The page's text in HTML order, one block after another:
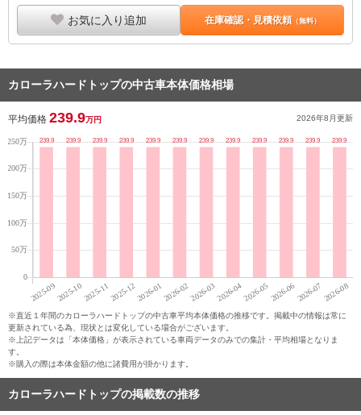
お気に入り追加 在庫確認・見積依頼（無料）
カローラハードトップの中古車本体価格相場
平均価格 239.9万円 2026年8月更新
※直近１年間のカローラハードトップの中古車平均本体価格の推移です。掲載中の情報は常に
更新されている為、現状とは変化している場合がございます。
※上記データは「本体価格」が表示されている車両データのみでの集計・平均相場となりま
す。
※購入の際は本体金額の他に諸費用が掛かります。
カローラハードトップの掲載数の推移